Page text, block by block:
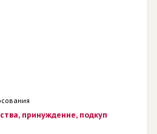
принуждение, подкуп